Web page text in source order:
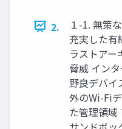
2.
１-1. 無策
充実した有
ラストアー
脅威 イン
野良デバイ
外のWi-Fi
た管理領